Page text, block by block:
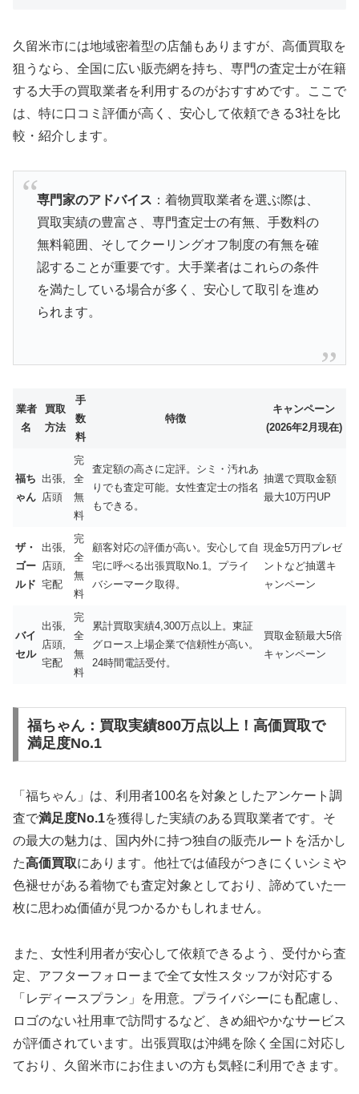
久留米市には地域密着型の店舗もありますが、高価買取を
狙うなら、全国に広い販売網を持ち、専門の査定士が在籍
する大手の買取業者を利用するのがおすすめです。ここで
は、特に口コミ評価が高く、安心して依頼できる3社を比
較・紹介します。
専門家のアドバイス ：着物買取業者を選ぶ際は、
買取実績の豊富さ、専門査定士の有無、手数料の
無料範囲、そしてクーリングオフ制度の有無を確
認することが重要です。大手業者はこれらの条件
を満たしている場合が多く、安心して取引を進め
られます。
業者
名
買取
方法
手
数
料
特徴
キャンペーン
(2026年2月現在)
福ち
ゃん
出張,
店頭
完
全
無
料
査定額の高さに定評。シミ・汚れあ
りでも査定可能。女性査定士の指名
もできる。
抽選で買取金額
最大10万円UP
ザ・
ゴー
ルド
出張,
店頭,
宅配
完
全
無
料
顧客対応の評価が高い。安心して自
宅に呼べる出張買取No.1。プライ
バシーマーク取得。
現金5万円プレゼ
ントなど抽選キ
ャンペーン
バイ
セル
出張,
店頭,
宅配
完
全
無
料
累計買取実績4,300万点以上。東証
グロース上場企業で信頼性が高い。
24時間電話受付。
買取金額最大5倍
キャンペーン
福ちゃん：買取実績800万点以上！高価買取で
満足度No.1
「福ちゃん」は、利用者100名を対象としたアンケート調
査で満足度No.1を獲得した実績のある買取業者です。そ
の最大の魅力は、国内外に持つ独自の販売ルートを活かし
た高価買取にあります。他社では値段がつきにくいシミや
色褪せがある着物でも査定対象としており、諦めていた一
枚に思わぬ価値が見つかるかもしれません。
また、女性利用者が安心して依頼できるよう、受付から査
定、アフターフォローまで全て女性スタッフが対応する
「レディースプラン」を用意。プライバシーにも配慮し、
ロゴのない社用車で訪問するなど、きめ細やかなサービス
が評価されています。出張買取は沖縄を除く全国に対応し
ており、久留米市にお住まいの方も気軽に利用できます。